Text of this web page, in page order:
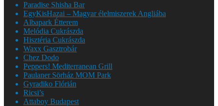
Paradise Shisha Bar
EgyKisHazai – Magyar élelmiszerek Angliába
Albapark Étterem
Melódia Cukrászda
Hisztéria Cukrászda
Waxx Gasztrobár
Chez Dodo
Peppers! Mediterranean Grill
Paulaner Sörház MOM Park
Gyradiko Flórián
Ricsi’s
Attaboy Budapest